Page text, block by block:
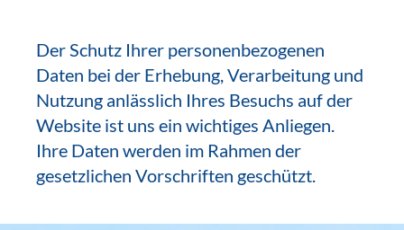
Der Schutz Ihrer personenbezogenen
Daten bei der Erhebung, Verarbeitung und
Nutzung anlässlich Ihres Besuchs auf der
Website ist uns ein wichtiges Anliegen.
Ihre Daten werden im Rahmen der
gesetzlichen Vorschriften geschützt.